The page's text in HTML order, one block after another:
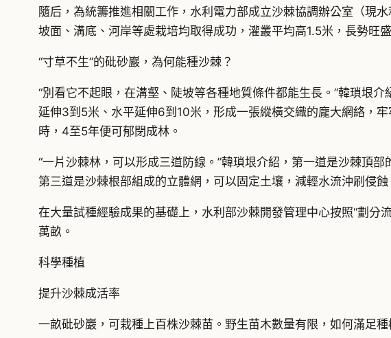
隨后，為統籌推進相關工作，水利電力部成立沙棘協調辦公室（現
坡面、溝底、河岸等處栽培均取得成功，灌叢平均高1.5米，長勢旺
“寸草不生”的砒砂巖，為何能種沙棘？
“別看它不起眼，在溝壑、陡坡等各種地質條件都能生長。”韓瑣垠
延伸3到5米、水平延伸6到10米，形成一張縱橫交織的龐大網絡，
時，4至5年便可郁閉成林。
“一片沙棘林，可以形成三道防線。”韓瑣垠介紹，第一道是沙棘頂
第三道是沙棘根部組成的立體網，可以固定土壤，減輕水流沖刷侵蝕
在大量試種經驗成果的基礎上，水利部沙棘開發管理中心按照“劃
萬畝。
科學種植
提升沙棘成活率
一畝砒砂巖，可栽種上百株沙棘苗。野生苗木數量有限，如何滿足種